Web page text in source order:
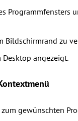
Programmfensters
Bildschirmrand zu
Desktop angezeigt.
gewünschten